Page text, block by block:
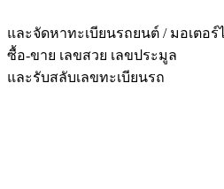
และจัดหาทะเบียนรถยนต์ / มอเตอร์
ซื้อ-ขาย เลขสวย เลขประมูล
และรับสลับเลขทะเบียนรถ